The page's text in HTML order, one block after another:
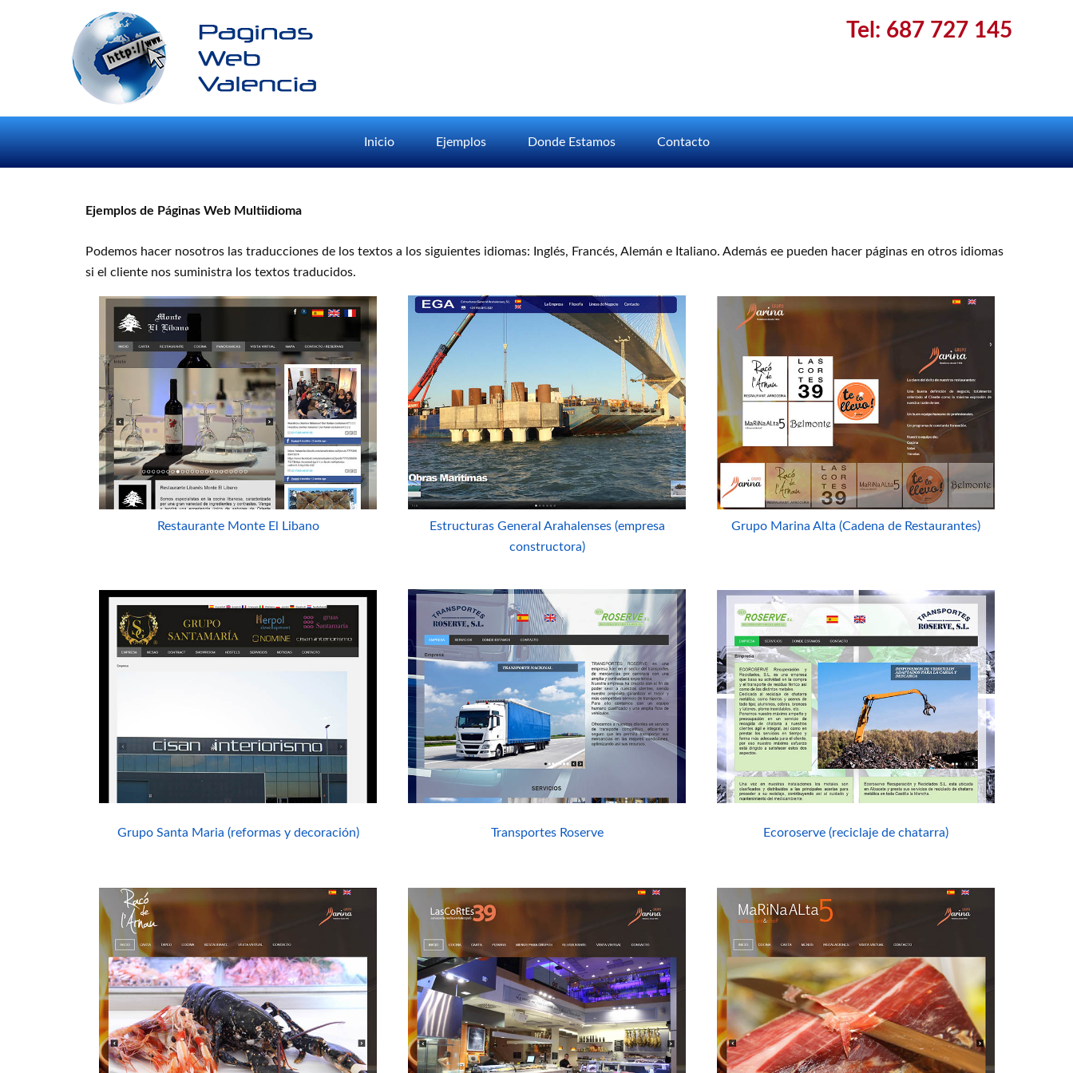
Tel: 687 727 145
Inicio Ejemplos Donde Estamos Contacto
Ejemplos de Páginas Web Multiidioma
Podemos hacer nosotros las traducciones de los textos a los siguientes idiomas: Inglés, Francés, Alemán e Italiano. Además ee pueden hacer páginas en otros idiomas
si el cliente nos suministra los textos traducidos.
Restaurante Monte El Libano
Estructuras General Arahalenses (empresa
constructora)
Grupo Marina Alta (Cadena de Restaurantes)
Grupo Santa Maria (reformas y decoración) Transportes Roserve Ecoroserve (reciclaje de chatarra)